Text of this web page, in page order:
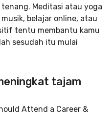
Meditasi atau yoga
belajar online, atau
tentu membantu kamu
sesudah itu mulai
tajam